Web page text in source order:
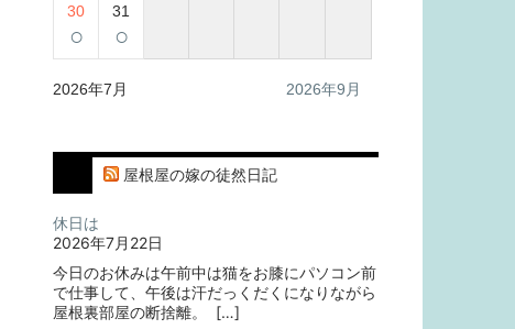
30
○
31
○
2026年7月 2026年9月
屋根屋の嫁の徒然日記
休日は
2026年7月22日
今日のお休みは午前中は猫をお膝にパソコン前
で仕事して、午後は汗だっくだくになりながら
屋根裏部屋の断捨離。⁡ ⁡ […]